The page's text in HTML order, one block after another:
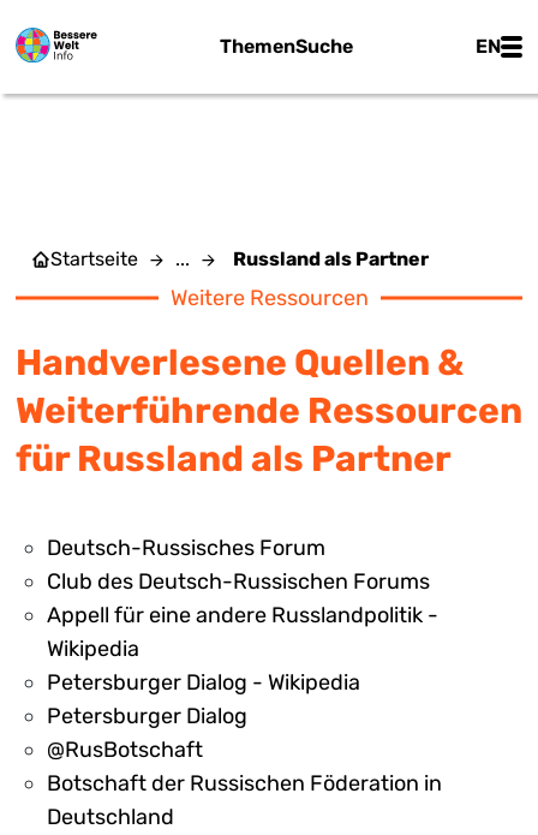
ThemenSuche EN
Startseite ... Russland als Partner
Weitere Ressourcen
Handverlesene Quellen &
Weiterführende Ressourcen
für Russland als Partner
Deutsch-Russisches Forum
Club des Deutsch-Russischen Forums
Appell für eine andere Russlandpolitik -
Wikipedia
Petersburger Dialog - Wikipedia
Petersburger Dialog
@RusBotschaft
Botschaft der Russischen Föderation in
Deutschland